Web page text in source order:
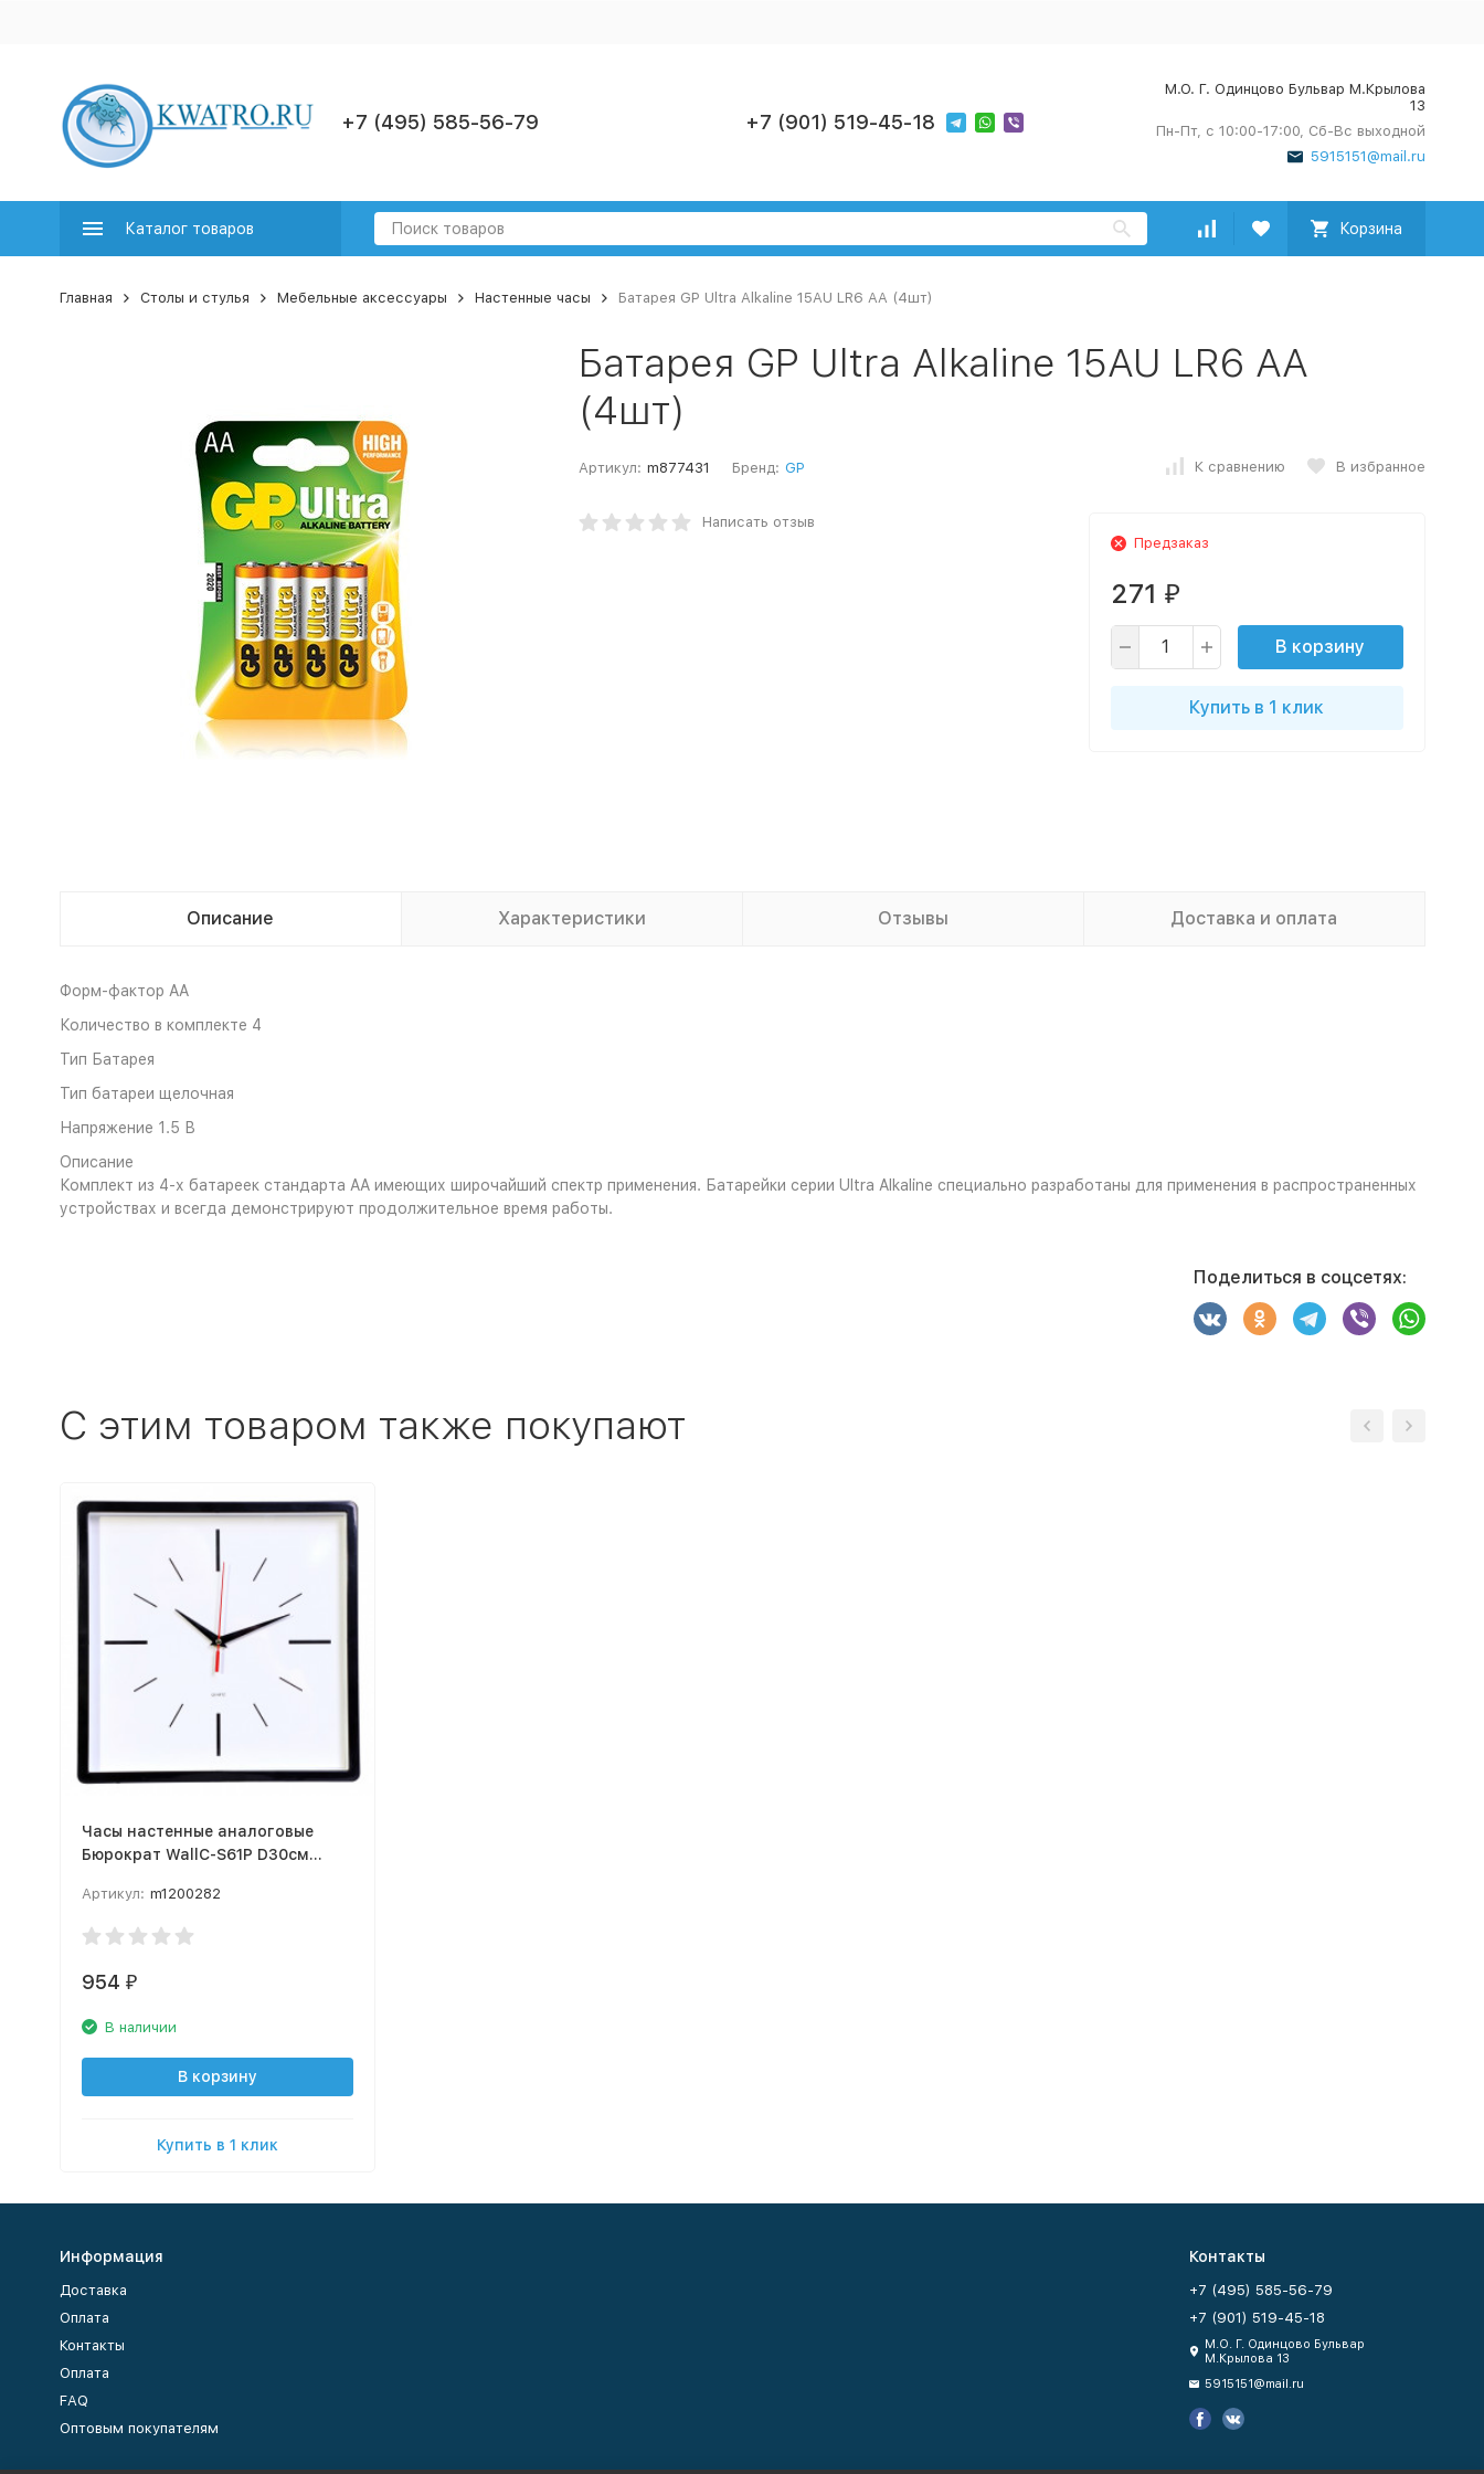
+7 (495) 585-56-79 +7 (901) 519-45-18
М.О. Г. Одинцово Бульвар М.Крылова
13
Пн-Пт, с 10:00-17:00, Сб-Вс выходной
5915151@mail.ru
Каталог товаров Корзина
Главная Столы и стулья Мебельные аксессуары Настенные часы Батарея GP Ultra Alkaline 15AU LR6 AA (4шт)
Батарея GP Ultra Alkaline 15AU LR6 AA
(4шт)
Артикул: m877431 Бренд: GP К сравнению В избранное
Написать отзыв
Предзаказ
271 ₽
В корзину
Купить в 1 клик
Описание Характеристики Отзывы Доставка и оплата
Форм-фактор AA
Количество в комплекте 4
Тип Батарея
Тип батареи щелочная
Напряжение 1.5 В
Описание
Комплект из 4-х батареек стандарта AA имеющих широчайший спектр применения. Батарейки серии Ultra Alkaline специально разработаны для применения в распространенных
устройствах и всегда демонстрируют продолжительное время работы.
Поделиться в соцсетях:
C этим товаром также покупают
Часы настенные аналоговые
Бюрократ WallC-S61P D30см
Артикул: m1200282
954 ₽
В наличии
В корзину
Купить в 1 клик
Информация
Доставка
Оплата
Контакты
Оплата
FAQ
Оптовым покупателям
Контакты
+7 (495) 585-56-79
+7 (901) 519-45-18
М.О. Г. Одинцово Бульвар
М.Крылова 13
5915151@mail.ru